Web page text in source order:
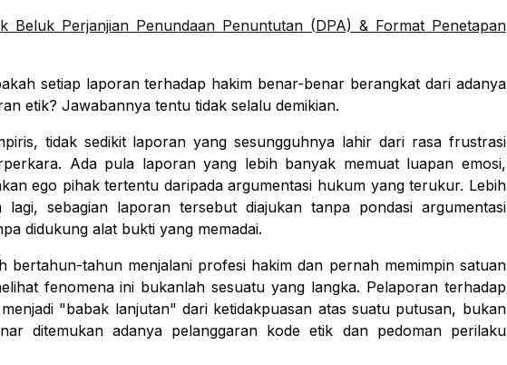
Beluk Perjanjian Penundaan Penuntutan (DPA) & Format Penetapan
setiap laporan terhadap hakim benar-benar berangkat dari adanya
etik? Jawabannya tentu tidak selalu demikian.
tidak sedikit laporan yang sesungguhnya lahir dari rasa frustrasi
Ada pula laporan yang lebih banyak memuat luapan emosi,
ego pihak tertentu daripada argumentasi hukum yang terukur. Lebih
lagi, sebagian laporan tersebut diajukan tanpa pondasi argumentasi
didukung alat bukti yang memadai.
bertahun-tahun menjalani profesi hakim dan pernah memimpin satuan
fenomena ini bukanlah sesuatu yang langka. Pelaporan terhadap
"babak lanjutan" dari ketidakpuasan atas suatu putusan, bukan
ditemukan adanya pelanggaran kode etik dan pedoman perilaku